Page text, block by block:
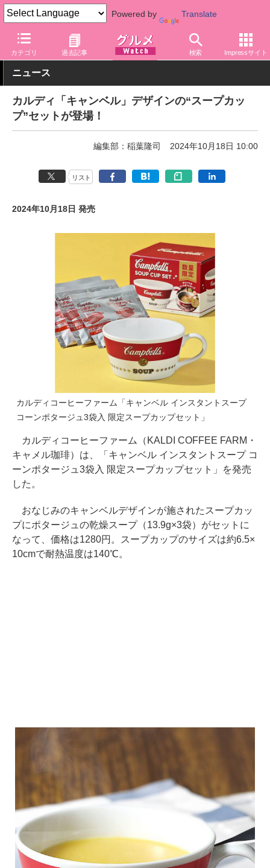
Powered by Translate
カテゴリ 過去記事 検索 Impressサイト
グルメ Watch 店舗 バラエティ カルディ
ニュース
カルディ「キャンベル」デザインの“スープカッ
プ”セットが登場！
編集部：稲葉隆司 2024年10月18日 10:00
リスト
2024年10月18日 発売
カルディコーヒーファーム「キャンベル インスタントスープ
コーンポタージュ3袋入 限定スープカップセット」
カルディコーヒーファーム（KALDI COFFEE FARM・
キャメル珈琲）は、「キャンベル インスタントスープ コ
ーンポタージュ3袋入 限定スープカップセット」を発売
した。
おなじみのキャンベルデザインが施されたスープカッ
プにポタージュの乾燥スープ（13.9g×3袋）がセットに
なって、価格は1280円。スープカップのサイズは約6.5×
10cmで耐熱温度は140℃。